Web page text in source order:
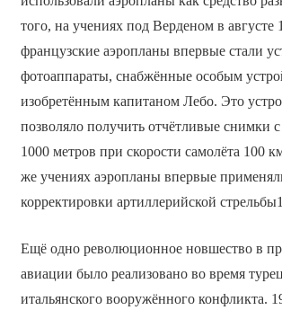
того, на учениях под Верденом в августе
французские аэропланы впервые стали
фотоаппараты, снабжённые особым
изобретённым капитаном Лебо. Это
позволяло получить отчётливые снимки
1000 метров при скорости самолёта 100
же учениях аэропланы впервые
корректировки артиллерийской
Ещё одно революционное новшество в
авиации было реализовано во время
итальянского вооружённого конфликта.